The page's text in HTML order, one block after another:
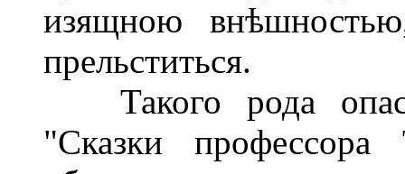
изящною
прельститься.
Такого рода
"Сказки профессора